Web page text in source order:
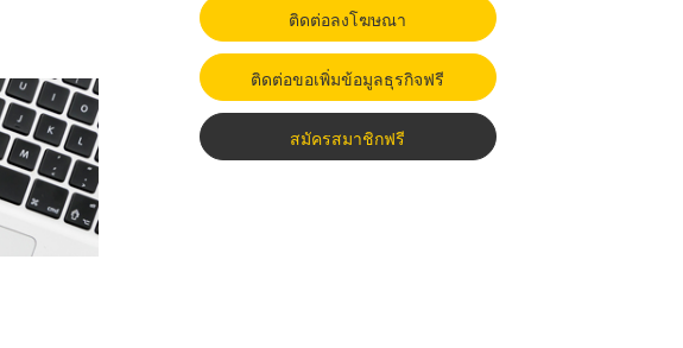
ติดต่อลงโฆษณา
ติดต่อขอเพิ่มข้อมูลธุรกิจฟรี
สมัครสมาชิกฟรี